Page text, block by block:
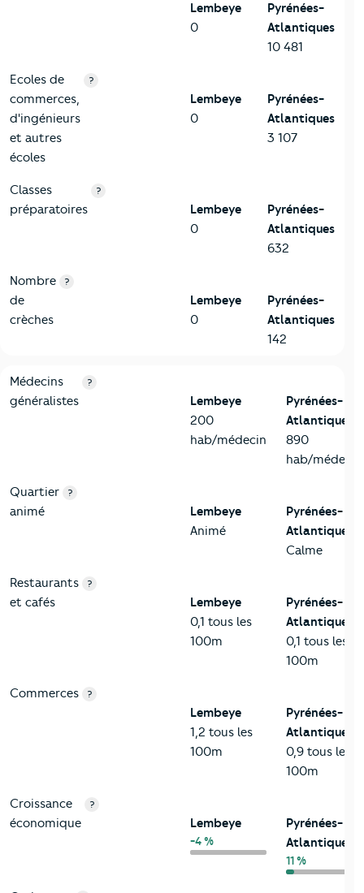
Lembeye
0
Pyrénées-
Atlantiques
10 481
Ecoles de
commerces,
d'ingénieurs
et autres
écoles
?
Lembeye
0
Pyrénées-
Atlantiques
3 107
Classes
préparatoires
?
Lembeye
0
Pyrénées-
Atlantiques
632
Nombre
de
crèches
?
Lembeye
0
Pyrénées-
Atlantiques
142
5-Commerces
Critères Lembeye
Médecins
généralistes
?
Lembeye
200
hab/médecin
Pyrénées-
Atlantiques
890
hab/médecin
Quartier
animé
?
Lembeye
Animé
Pyrénées-
Atlantiques
Calme
Restaurants
et cafés
?
Lembeye
0,1 tous les
100m
Pyrénées-
Atlantiques
0,1 tous les
100m
Commerces ?
Lembeye
1,2 tous les
100m
Pyrénées-
Atlantiques
0,9 tous les
100m
Croissance
économique
?
Lembeye
-4 %
Pyrénées-
Atlantiques
11 %